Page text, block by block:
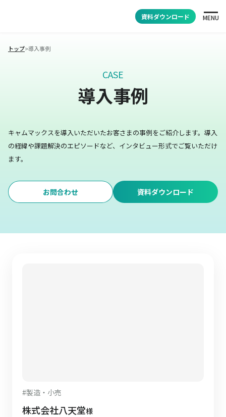
資料ダウンロード MENU
トップ>導入事例
CASE
導入事例
キャムマックスを導入いただいたお客さまの事例をご紹介します。 導入
の経緯や課題解決のエピソードなど、インタビュー形式でご覧いただけ
ます。
お問合わせ 資料ダウンロード
#製造・小売
株式会社八天堂様